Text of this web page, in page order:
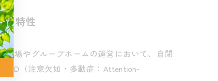
と特性
現場やグループホームの運営において、自閉
（注意欠如・多動症：Attention-